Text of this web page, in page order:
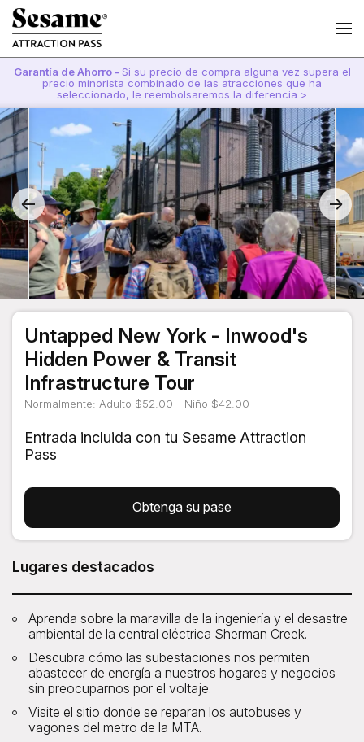
Garantía de Ahorro - Si su precio de compra alguna vez supera el
precio minorista combinado de las atracciones que ha
seleccionado, le reembolsaremos la diferencia >
Untapped New York - Inwood's
Hidden Power & Transit
Infrastructure Tour
Normalmente: Adulto $52.00 - Niño $42.00
Entrada incluida con tu Sesame Attraction
Pass
Obtenga su pase
Lugares destacados
Aprenda sobre la maravilla de la ingeniería y el desastre
ambiental de la central eléctrica Sherman Creek.
Descubra cómo las subestaciones nos permiten
abastecer de energía a nuestros hogares y negocios
sin preocuparnos por el voltaje.
Visite el sitio donde se reparan los autobuses y
vagones del metro de la MTA.